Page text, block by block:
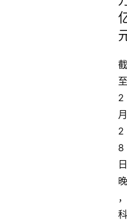
截
至
2
月
2
8
日
晚
，
科